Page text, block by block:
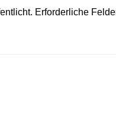
Erforderliche